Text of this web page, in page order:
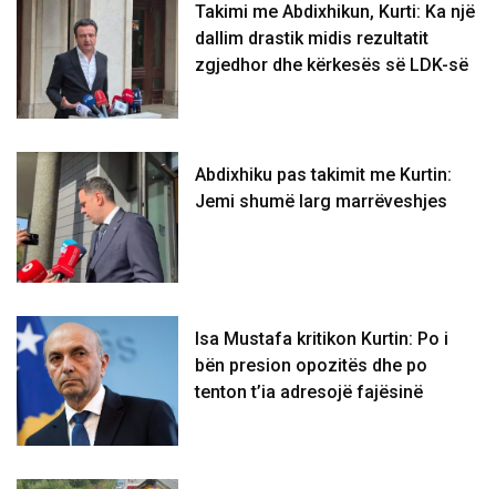
Takimi me Abdixhikun, Kurti: Ka një
dallim drastik midis rezultatit
zgjedhor dhe kërkesës së LDK-së
Abdixhiku pas takimit me Kurtin:
Jemi shumë larg marrëveshjes
Isa Mustafa kritikon Kurtin: Po i
bën presion opozitës dhe po
tenton t’ia adresojë fajësinë